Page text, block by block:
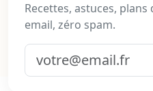
Recettes, astuces,
email, zéro spam.